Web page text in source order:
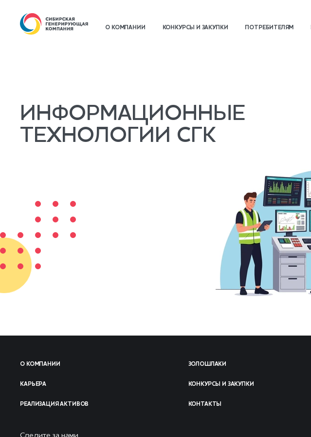
О КОМПАНИИ КОНКУРСЫ И ЗАКУПКИ ПОТРЕБИТЕЛЯМ
ИНФОРМАЦИОННЫЕ
ТЕХНОЛОГИИ СГК
О КОМПАНИИ ЗОЛОШЛАКИ
КАРЬЕРА КОНКУРСЫ И ЗАКУПКИ
РЕАЛИЗАЦИЯ АКТИВОВ КОНТАКТЫ